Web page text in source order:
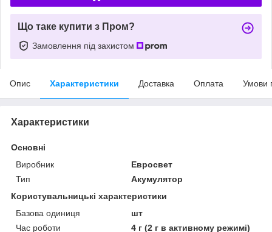
Що таке купити з Пром?
Замовлення під захистом
Опис Характеристики Доставка Оплата Умови
Характеристики
Основні
Виробник
Евросвет
Тип
Акумулятор
Користувальницькі характеристики
Базова одиниця
шт
Час роботи
4 г (2 г в активному режимі)